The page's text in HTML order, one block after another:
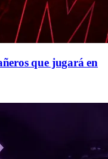
que jugará en